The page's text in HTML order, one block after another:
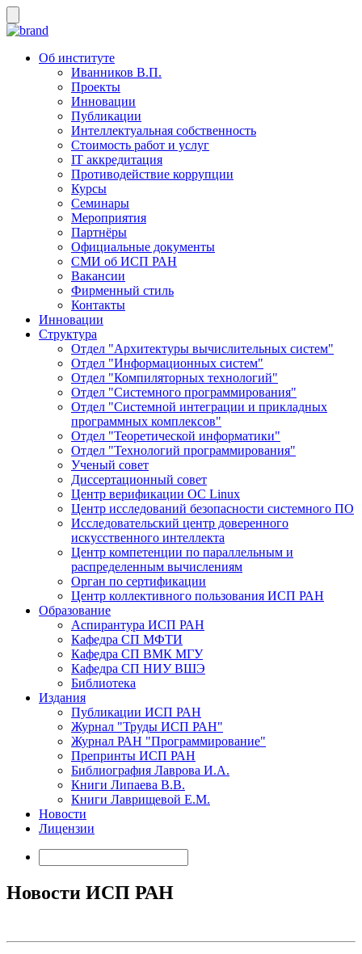
Об институте
Иванников В.П.
Проекты
Инновации
Публикации
Интеллектуальная собственность
Стоимость работ и услуг
IT аккредитация
Противодействие коррупции
Курсы
Семинары
Мероприятия
Партнёры
Официальные документы
СМИ об ИСП РАН
Вакансии
Фирменный стиль
Контакты
Инновации
Структура
Отдел "Архитектуры вычислительных систем"
Отдел "Информационных систем"
Отдел "Компиляторных технологий"
Отдел "Системного программирования"
Отдел "Системной интеграции и прикладных
программных комплексов"
Отдел "Теоретической информатики"
Отдел "Технологий программирования"
Ученый совет
Диссертационный совет
Центр верификации ОС Linux
Центр исследований безопасности системного ПО
Исследовательский центр доверенного
искусственного интеллекта
Центр компетенции по параллельным и
распределенным вычислениям
Орган по сертификации
Центр коллективного пользования ИСП РАН
Образование
Аспирантура ИСП РАН
Кафедра СП МФТИ
Кафедра СП ВМК МГУ
Кафедра СП НИУ ВШЭ
Библиотека
Издания
Публикации ИСП РАН
Журнал "Труды ИСП РАН"
Журнал РАН "Программирование"
Препринты ИСП РАН
Библиография Лаврова И.А.
Книги Липаева В.В.
Книги Лаврищевой Е.М.
Новости
Лицензии
Новости ИСП РАН